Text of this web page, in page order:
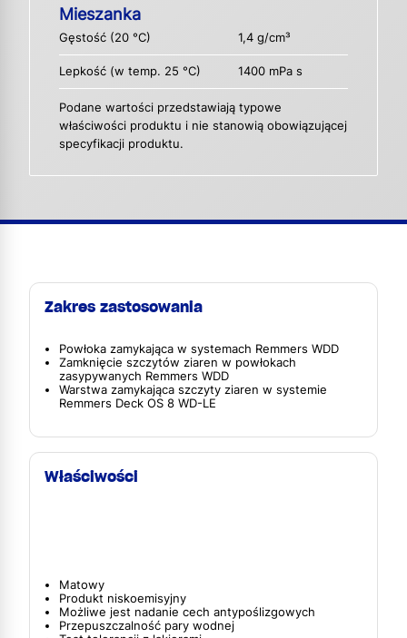
Mieszanka
Gęstość (20 °C) 1,4 g/cm³
Lepkość (w temp. 25 °C) 1400 mPa s
Podane wartości przedstawiają typowe
właściwości produktu i nie stanowią obowiązującej
specyfikacji produktu.
Zakres zastosowania
Powłoka zamykająca w systemach Remmers WDD
Zamknięcie szczytów ziaren w powłokach
zasypywanych Remmers WDD
Warstwa zamykająca szczyty ziaren w systemie
Remmers Deck OS 8 WD-LE
Właściwości
Matowy
Produkt niskoemisyjny
Możliwe jest nadanie cech antypoślizgowych
Przepuszczalność pary wodnej